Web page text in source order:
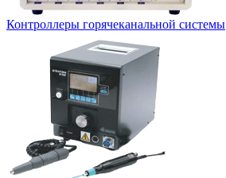
Контроллеры горячеканальной системы